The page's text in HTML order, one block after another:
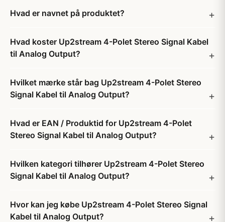
Hvad er navnet på produktet?
Hvad koster Up2stream 4-Polet Stereo Signal Kabel
til Analog Output?
Hvilket mærke står bag Up2stream 4-Polet Stereo
Signal Kabel til Analog Output?
Hvad er EAN / Produktid for Up2stream 4-Polet
Stereo Signal Kabel til Analog Output?
Hvilken kategori tilhører Up2stream 4-Polet Stereo
Signal Kabel til Analog Output?
Hvor kan jeg købe Up2stream 4-Polet Stereo Signal
Kabel til Analog Output?